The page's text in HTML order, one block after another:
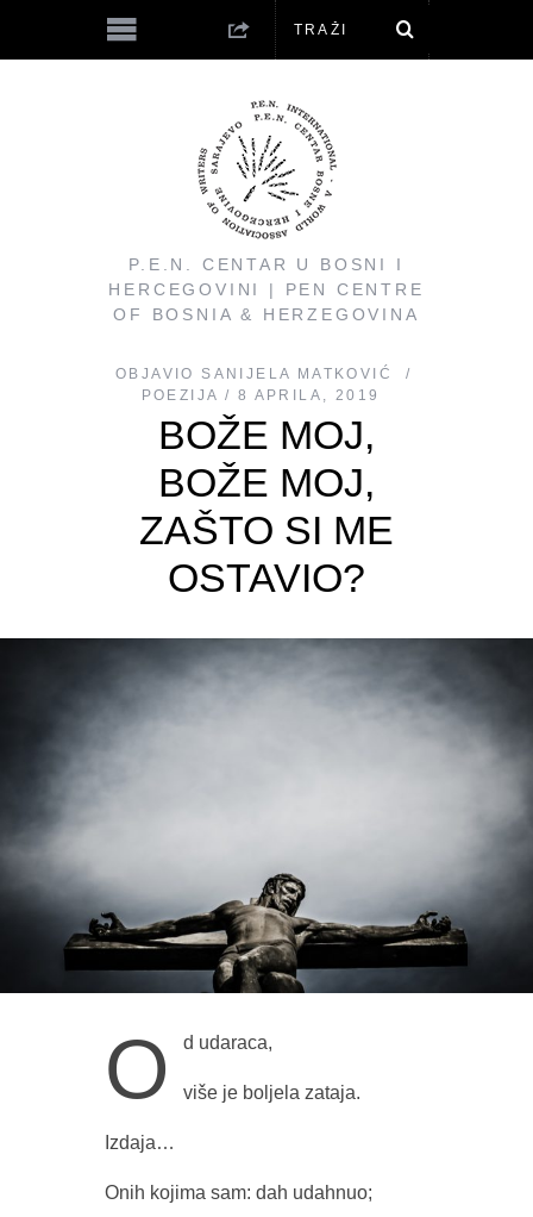
P.E.N. CENTAR U BOSNI I
HERCEGOVINI | PEN CENTRE
OF BOSNIA & HERZEGOVINA
OBJAVIO
SANIJELA MATKOVIĆ
POEZIJA
8 APRILA, 2019
BOŽE MOJ,
BOŽE MOJ,
ZAŠTO SI ME
OSTAVIO?
O d udaraca,
više je boljela zataja.
Izdaja…
Onih kojima sam: dah udahnuo;